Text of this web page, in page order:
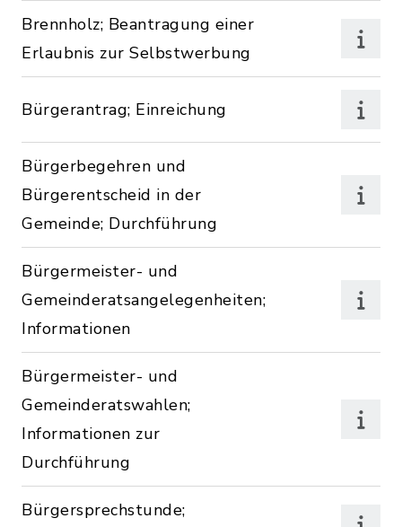
Brennholz; Beantragung einer
Erlaubnis zur Selbstwerbung
Bürgerantrag; Einreichung
Bürgerbegehren und
Bürgerentscheid in der
Gemeinde; Durchführung
Bürgermeister- und
Gemeinderatsangelegenheiten;
Informationen
Bürgermeister- und
Gemeinderatswahlen;
Informationen zur
Durchführung
Bürgersprechstunde;